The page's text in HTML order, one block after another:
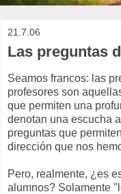
21.7.06
Las preguntas
Seamos francos: las
profesores son
que permiten una
denotan una escucha
preguntas que
dirección que nos
Pero, realmente, ¿es
alumnos? Solamente